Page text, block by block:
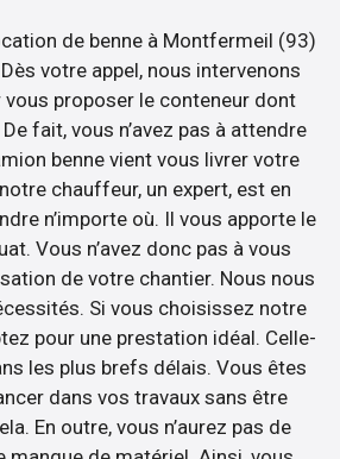
de benne à Montfermeil (93)
votre appel, nous intervenons
proposer le conteneur dont
fait, vous n’avez pas à attendre
benne vient vous livrer votre
chauffeur, un expert, est en
n’importe où. Il vous apporte le
Vous n’avez donc pas à vous
de votre chantier. Nous nous
Si vous choisissez notre
pour une prestation idéal. Celle-
les plus brefs délais. Vous êtes
dans vos travaux sans être
En outre, vous n’aurez pas de